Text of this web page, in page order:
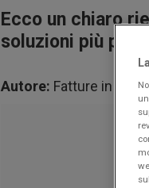
Ecco un chiaro
soluzioni più
Autore: Fatture in